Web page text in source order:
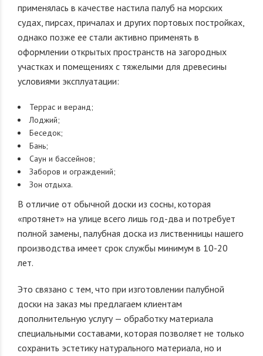
применялась в качестве настила палуб на морских
судах, пирсах, причалах и других портовых постройках,
однако позже ее стали активно применять в
оформлении открытых пространств на загородных
участках и помещениях с тяжелыми для древесины
условиями эксплуатации:
Террас и веранд;
Лоджий;
Беседок;
Бань;
Саун и бассейнов;
Заборов и ограждений;
Зон отдыха.
В отличие от обычной доски из сосны, которая
«протянет» на улице всего лишь год-два и потребует
полной замены, палубная доска из лиственницы нашего
производства имеет срок службы минимум в 10-20
лет.
Это связано с тем, что при изготовлении палубной
доски на заказ мы предлагаем клиентам
дополнительную услугу — обработку материала
специальными составами, которая позволяет не только
сохранить эстетику натурального материала, но и